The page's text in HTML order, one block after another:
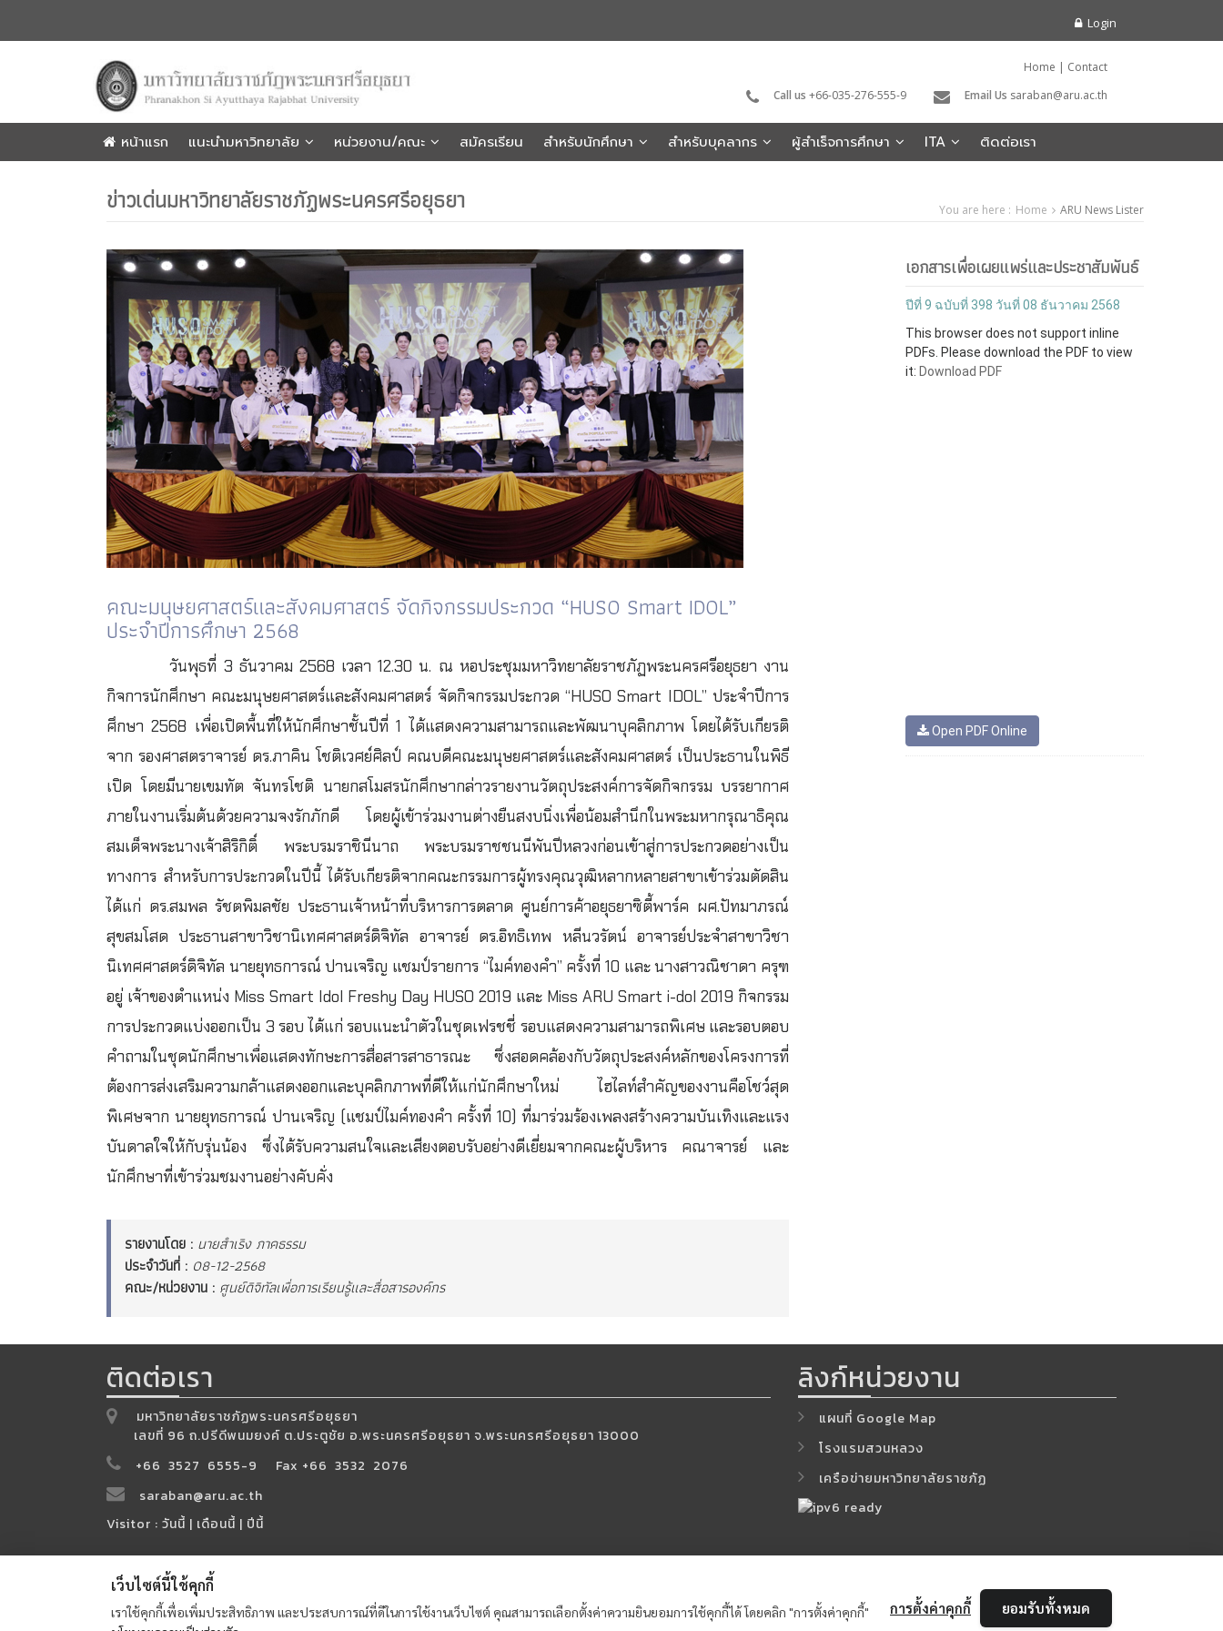
Login
Home | Contact
Call us +66-035-276-555-9 Email Us saraban@aru.ac.th
หน้าแรก แนะนำมหาวิทยาลัย หน่วยงาน/คณะ สมัครเรียน สำหรับนักศึกษา สำหรับบุคลากร ผู้สำเร็จการศึกษา ITA ติดต่อเรา
ข่าวเด่นมหาวิทยาลัยราชภัฏพระนครศรีอยุธยา You are here : Home ARU News Lister
คณะมนุษยศาสตร์และสังคมศาสตร์ จัดกิจกรรมประกวด “HUSO Smart IDOL”
ประจำปีการศึกษา 2568
วันพุธที่ 3 ธันวาคม 2568 เวลา 12.30 น. ณ หอประชุมมหาวิทยาลัยราชภัฏพระนครศรีอยุธยา งาน
กิจการนักศึกษา คณะมนุษยศาสตร์และสังคมศาสตร์ จัดกิจกรรมประกวด “HUSO Smart IDOL” ประจำปีการ
ศึกษา 2568 เพื่อเปิดพื้นที่ให้นักศึกษาชั้นปีที่ 1 ได้แสดงความสามารถและพัฒนาบุคลิกภาพ โดยได้รับเกียรติ
จาก รองศาสตราจารย์ ดร.ภาคิน โชติเวศย์ศิลป์ คณบดีคณะมนุษยศาสตร์และสังคมศาสตร์ เป็นประธานในพิธี
เปิด โดยมีนายเขมทัต จันทรโชติ นายกสโมสรนักศึกษากล่าวรายงานวัตถุประสงค์การจัดกิจกรรม บรรยากาศ
ภายในงานเริ่มต้นด้วยความจงรักภักดี โดยผู้เข้าร่วมงานต่างยืนสงบนิ่งเพื่อน้อมสำนึกในพระมหากรุณาธิคุณ
สมเด็จพระนางเจ้าสิริกิติ์ พระบรมราชินีนาถ พระบรมราชชนนีพันปีหลวงก่อนเข้าสู่การประกวดอย่างเป็น
ทางการ สำหรับการประกวดในปีนี้ ได้รับเกียรติจากคณะกรรมการผู้ทรงคุณวุฒิหลากหลายสาขาเข้าร่วมตัดสิน
ได้แก่ ดร.สมพล รัชตพิมลชัย ประธานเจ้าหน้าที่บริหารการตลาด ศูนย์การค้าอยุธยาซิตี้พาร์ค ผศ.ปัทมาภรณ์
สุขสมโสด ประธานสาขาวิชานิเทศศาสตร์ดิจิทัล อาจารย์ ดร.อิทธิเทพ หลีนวรัตน์ อาจารย์ประจำสาขาวิชา
นิเทศศาสตร์ดิจิทัล นายยุทธการณ์ ปานเจริญ แชมป์รายการ “ไมค์ทองคำ” ครั้งที่ 10 และ นางสาวณิชาดา ครุฑ
อยู่ เจ้าของตำแหน่ง Miss Smart Idol Freshy Day HUSO 2019 และ Miss ARU Smart i-dol 2019 กิจกรรม
การประกวดแบ่งออกเป็น 3 รอบ ได้แก่ รอบแนะนำตัวในชุดเฟรชชี่ รอบแสดงความสามารถพิเศษ และรอบตอบ
คำถามในชุดนักศึกษาเพื่อแสดงทักษะการสื่อสารสาธารณะ ซึ่งสอดคล้องกับวัตถุประสงค์หลักของโครงการที่
ต้องการส่งเสริมความกล้าแสดงออกและบุคลิกภาพที่ดีให้แก่นักศึกษาใหม่ ไฮไลท์สำคัญของงานคือโชว์สุด
พิเศษจาก นายยุทธการณ์ ปานเจริญ (แชมป์ไมค์ทองคำ ครั้งที่ 10) ที่มาร่วมร้องเพลงสร้างความบันเทิงและแรง
บันดาลใจให้กับรุ่นน้อง ซึ่งได้รับความสนใจและเสียงตอบรับอย่างดีเยี่ยมจากคณะผู้บริหาร คณาจารย์ และ
นักศึกษาที่เข้าร่วมชมงานอย่างคับคั่ง
รายงานโดย : นายสำเริง ภาคธรรม
ประจำวันที่ : 08-12-2568
คณะ/หน่วยงาน : ศูนย์ดิจิทัลเพื่อการเรียนรู้และสื่อสารองค์กร
เอกสารเพื่อเผยแพร่และประชาสัมพันธ์
ปีที่ 9 ฉบับที่ 398 วันที่ 08 ธันวาคม 2568
This browser does not support inline
PDFs. Please download the PDF to view
it: Download PDF
Open PDF Online
เว็บไซต์นี้ใช้คุกกี้
เราใช้คุกกี้เพื่อเพิ่มประสิทธิภาพ และประสบการณ์ที่ดีในการใช้งานเว็บไซต์ คุณสามารถเลือกตั้งค่าความยินยอมการใช้คุกกี้ได้ โดยคลิก "การตั้งค่าคุกกี้"
การตั้งค่าคุกกี้ ยอมรับทั้งหมด
ติดต่อเรา
มหาวิทยาลัยราชภัฏพระนครศรีอยุธยา
เลขที่ 96 ถ.ปรีดีพนมยงค์ ต.ประตูชัย อ.พระนครศรีอยุธยา จ.พระนครศรีอยุธยา 13000
+66 3527 6555-9 Fax +66 3532 2076
saraban@aru.ac.th
Visitor : วันนี้ | เดือนนี้ | ปีนี้
ลิงก์หน่วยงาน
แผนที่ Google Map
โรงแรมสวนหลวง
เครือข่ายมหาวิทยาลัยราชภัฏ
© Copyright 2018 Phranakhon Si Ayutthaya Rajabhat University | All Rights Reserved.